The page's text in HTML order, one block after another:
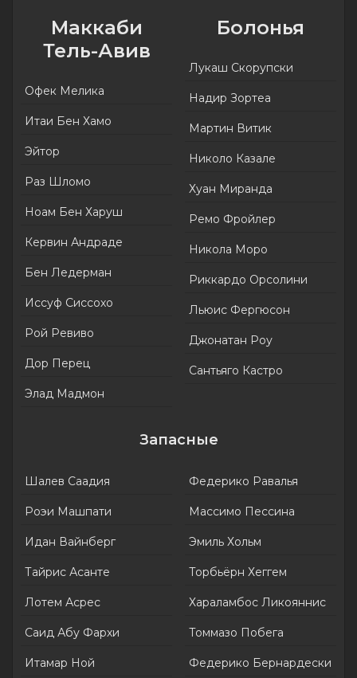
Маккаби
Тель-Авив
Офек Мелика
Итаи Бен Хамо
Эйтор
Раз Шломо
Ноам Бен Харуш
Кервин Андраде
Бен Ледерман
Иссуф Сиссохо
Рой Ревиво
Дор Перец
Элад Мадмон
Болонья
Лукаш Скорупски
Надир Зортеа
Мартин Витик
Николо Казале
Хуан Миранда
Ремо Фройлер
Никола Моро
Риккардо Орсолини
Льюис Фергюсон
Джонатан Роу
Сантьяго Кастро
Запасные
Шалев Саадия
Роэи Машпати
Идан Вайнберг
Тайрис Асанте
Лотем Асрес
Саид Абу Фархи
Итамар Ной
Федерико Равалья
Массимо Пессина
Эмиль Хольм
Торбьёрн Хеггем
Хараламбос Ликояннис
Томмазо Побега
Федерико Бернардески